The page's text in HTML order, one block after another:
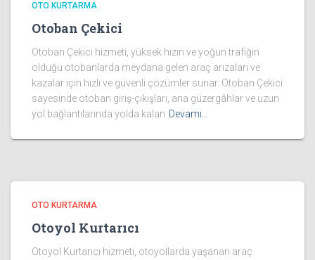
OTO KURTARMA
Otoban Çekici
Otoban Çekici hizmeti, yüksek hızın ve yoğun trafiğin
olduğu otobanlarda meydana gelen araç arızaları ve
kazalar için hızlı ve güvenli çözümler sunar. Otoban Çekici
sayesinde otoban giriş-çıkışları, ana güzergâhlar ve uzun
yol bağlantılarında yolda kalan Devamı…
OTO KURTARMA
Otoyol Kurtarıcı
Otoyol Kurtarıcı hizmeti, otoyollarda yaşanan araç